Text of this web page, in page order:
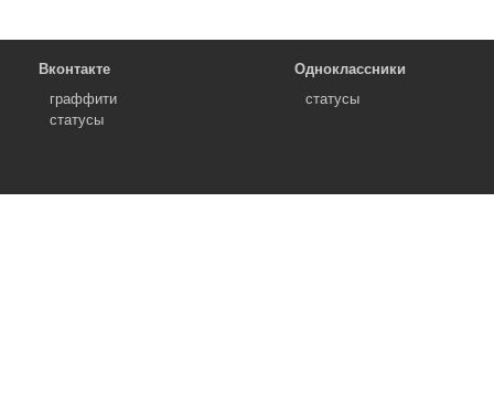
Вконтакте
граффити
статусы
Одноклассники
статусы